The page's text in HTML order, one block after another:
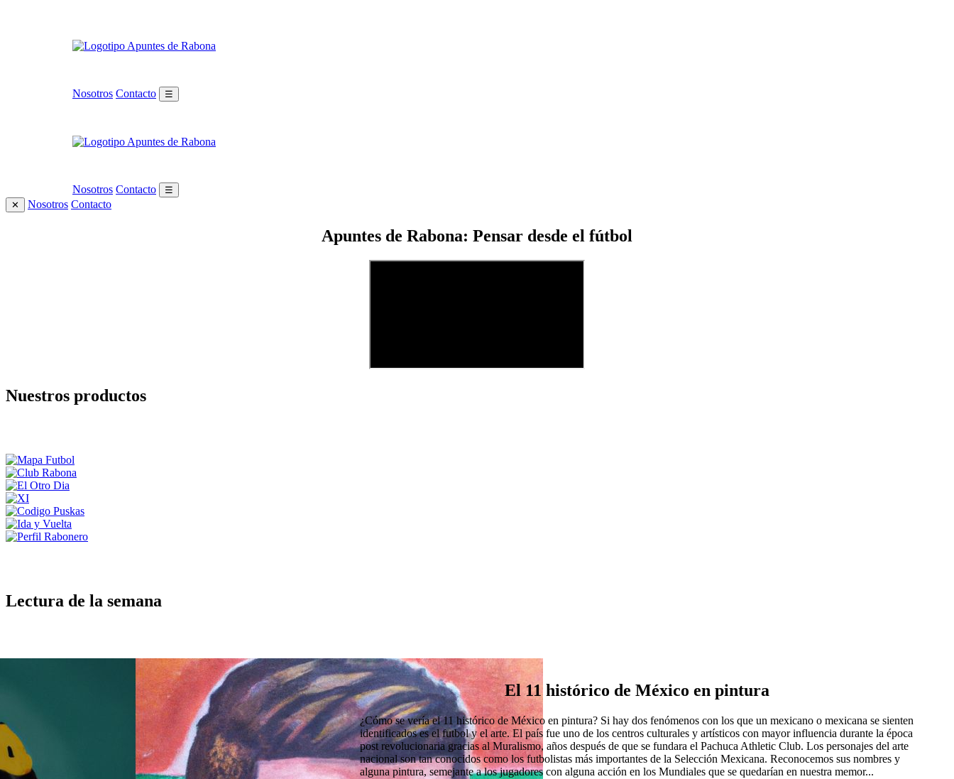
Nosotros Contacto ☰
Nosotros Contacto
☰
✕
Nosotros Contacto
Apuntes de Rabona: Pensar desde el fútbol
Nuestros productos
Lectura de la semana
El 11 histórico de México en pintura
¿Cómo se vería el 11 histórico de México en pintura? Si hay dos fenómenos con los que un mexicano o mexicana se sienten
identificados es el futbol y el arte. El país fue uno de los centros culturales y artísticos con mayor influencia durante la época
post revolucionaria gracias al Muralismo, años después de que se fundara el Pachuca Athletic Club. Los personajes del arte
nacional son tan conocidos como los futbolistas más importantes de la Selección Mexicana. Reconocemos sus nombres y
alguna pintura, semejante a los jugadores con alguna acción en los Mundiales que se quedarían en nuestra memor...